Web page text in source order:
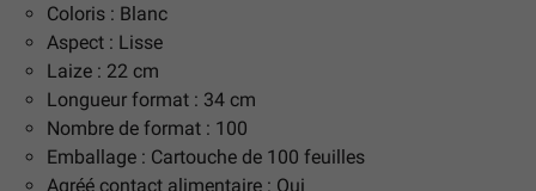
Coloris : Blanc
Aspect : Lisse
Laize : 22 cm
Longueur format : 34 cm
Nombre de format : 100
Emballage : Cartouche de 100 feuilles
Agréé contact alimentaire : Oui